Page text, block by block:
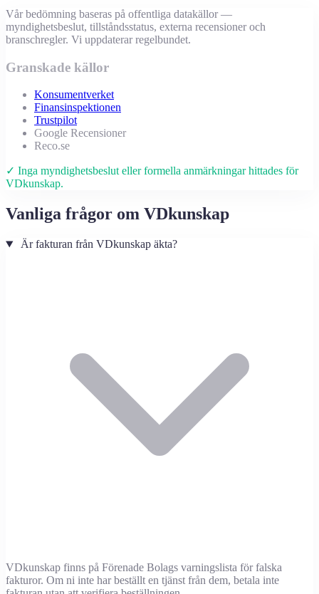
Vår bedömning baseras på offentliga datakällor —
myndighetsbeslut, tillståndsstatus, externa recensioner och
branschregler. Vi uppdaterar regelbundet.
Granskade källor
Konsumentverket
Finansinspektionen
Trustpilot
Google Recensioner
Reco.se
✓ Inga myndighetsbeslut eller formella anmärkningar hittades för
VDkunskap.
Vanliga frågor om VDkunskap
Är fakturan från VDkunskap äkta?
VDkunskap finns på Förenade Bolags varningslista för falska
fakturor. Om ni inte har beställt en tjänst från dem, betala inte